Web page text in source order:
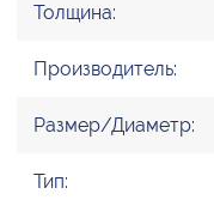
Толщина:
Производитель:
Размер/Диаметр:
Тип: